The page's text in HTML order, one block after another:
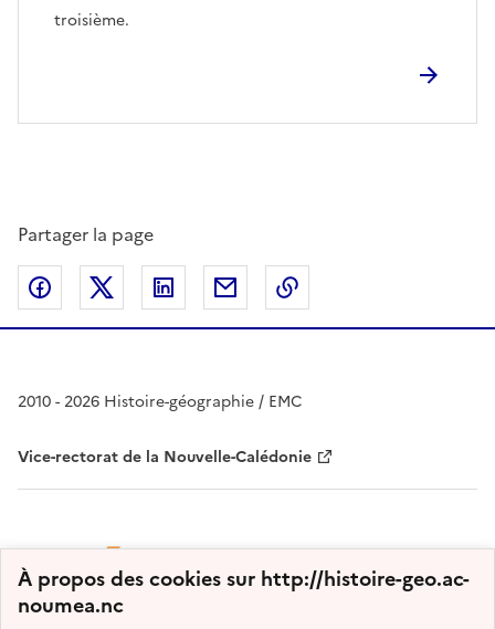
À propos des cookies sur http://histoire-geo.ac-
noumea.nc
troisième.
Partager la page
Partager sur Facebook
Partager sur Twitter
Partager sur LinkedIn
Partager par email
2010 - 2026 Histoire-géographie / EMC
Vice-rectorat de la Nouvelle-Calédonie